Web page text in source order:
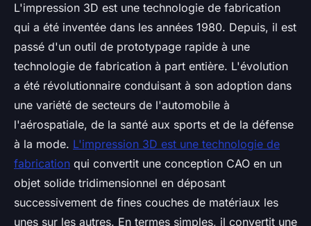
L'impression 3D est une technologie de fabrication
qui a été inventée dans les années 1980. Depuis, il est
passé d'un outil de prototypage rapide à une
technologie de fabrication à part entière. L'évolution
a été révolutionnaire conduisant à son adoption dans
une variété de secteurs de l'automobile à
l'aérospatiale, de la santé aux sports et de la défense
à la mode. L'impression 3D est une technologie de
fabrication qui convertit une conception CAO en un
objet solide tridimensionnel en déposant
successivement de fines couches de matériaux les
unes sur les autres. En termes simples, il convertit une